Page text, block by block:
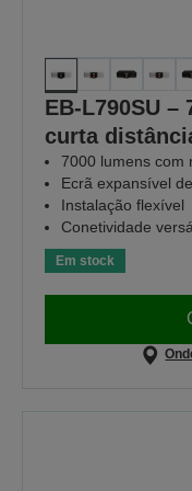
EB-L790SU
curta
7000 lumens com
Ecrã expansível
Instalação flexível
Conetividade
Em stock